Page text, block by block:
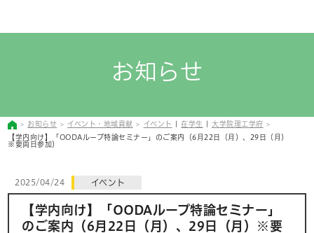
お知らせ
お知らせ イベント・地域貢献 イベント |在学生 |大学院理工学府
【学内向け】「OODAループ特論セミナー」のご案内（6月22日（月）、29日（月）
※要両日参加）
2025/04/24 イベント
【学内向け】「OODAループ特論セミナー」
のご案内（6月22日（月）、29日（月）※要